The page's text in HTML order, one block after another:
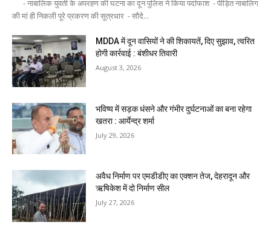
- नाबालिक युवती के अपरहण की घटना का दून पुलिस ने किया पर्दाफाश - पीड़ित नाबालिग
की मां ही निकली पूरे प्रकरण की सूत्रधार - सौदे...
MDDA में दून वासियों ने की शिकायतें, दिए सुझाव, त्वरित
होगी कार्रवाई : बंशीधर तिवारी
August 3, 2026
भविष्य में सड़क धंसने और गंभीर दुर्घटनाओं का बना रहेगा
खतरा : आर्येन्द्र शर्मा
July 29, 2026
अवैध निर्माण पर एमडीडीए का एक्शन तेज, देहरादून और
ऋषिकेश में दो निर्माण सील
July 27, 2026